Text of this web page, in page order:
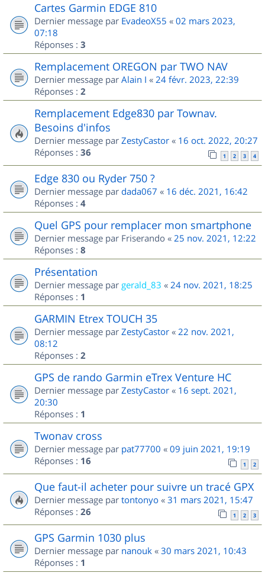
Cartes Garmin EDGE 810
Dernier message par EvadeoX55 « 02 mars 2023,
07:18
Réponses : 3
Remplacement OREGON par TWO NAV
Dernier message par Alain I « 24 févr. 2023, 22:39
Réponses : 2
Remplacement Edge830 par Townav.
Besoins d'infos
Dernier message par ZestyCastor « 16 oct. 2022, 20:27
Réponses : 36 1 2 3 4
Edge 830 ou Ryder 750 ?
Dernier message par dada067 « 16 déc. 2021, 16:42
Réponses : 4
Quel GPS pour remplacer mon smartphone
Dernier message par Friserando « 25 nov. 2021, 12:22
Réponses : 8
Présentation
Dernier message par gerald_83 « 24 nov. 2021, 18:25
Réponses : 1
GARMIN Etrex TOUCH 35
Dernier message par ZestyCastor « 22 nov. 2021,
08:12
Réponses : 2
GPS de rando Garmin eTrex Venture HC
Dernier message par ZestyCastor « 16 sept. 2021,
20:30
Réponses : 1
Twonav cross
Dernier message par pat77700 « 09 juin 2021, 19:19
Réponses : 16 1 2
Que faut-il acheter pour suivre un tracé GPX
Dernier message par tontonyo « 31 mars 2021, 15:47
Réponses : 26 1 2 3
GPS Garmin 1030 plus
Dernier message par nanouk « 30 mars 2021, 10:43
Réponses : 1